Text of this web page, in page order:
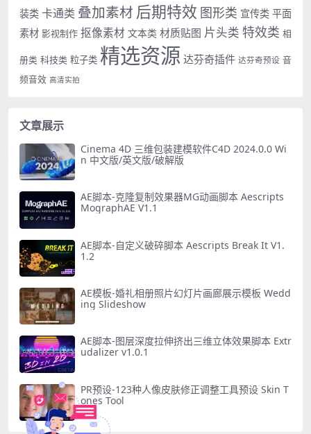
装类 卡通类 叠加素材 后期特效 图形类 宣传类 平面
素材 影视制作 抠像素材 文本类 材质贴图 片头类 特效类 相
册类 科技类 粒子类 精选资源 达芬奇插件 达芬奇预设 音
频音效 高清实拍
文章展示
Cinema 4D 三维包装建模软件C4D 2024.0.0 Wi
n 中文版/英文版/破解版
AE脚本-克隆复制效果器MG动画脚本 Aescripts
MographAE V1.1
AE脚本-自定义破碎脚本 Aescripts Break It V1.
1.2
AE模板-婚礼相册照片幻灯片画廊展示模板 Wedd
ing Slideshow
AE脚本-图层深度拉伸挤出三维立体效果脚本 Extr
udalizer v1.0.1
PR预设-123种人像皮肤修正调整工具预设 Skin T
ones Tool